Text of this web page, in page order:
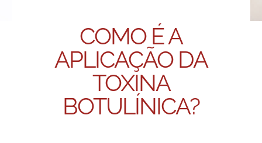
COMO É A
APLICAÇÃO DA
TOXINA
BOTULÍNICA?